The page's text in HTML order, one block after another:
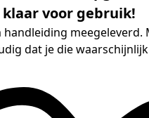
voor gebruik!
handleiding
dat je die